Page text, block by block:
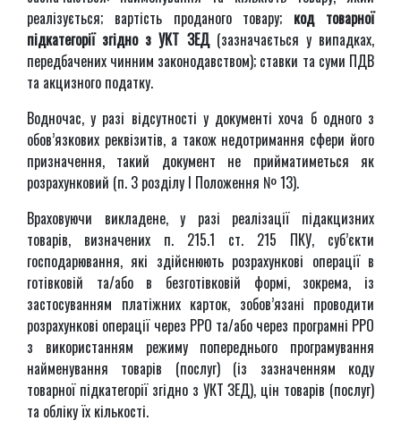
реалізується; вартість проданого товару; код товарної
підкатегорії згідно з УКТ ЗЕД(зазначається у випадках,
передбачених чинним законодавством); ставки та суми ПДВ
та акцизного податку.
Водночас, у разі відсутності у документі хоча б одного з
обов’язкових реквізитів, а також недотримання сфери його
призначення, такий документ не прийматиметься як
розрахунковий (п. 3 розділу І Положення № 13).
Враховуючи викладене, у разі реалізації підакцизних
товарів, визначених п. 215.1 ст. 215 ПКУ, суб’єкти
господарювання, які здійснюють розрахункові операції в
готівковій та/або в безготівковій формі, зокрема, із
застосуванням платіжних карток, зобов’язані проводити
розрахункові операції через РРО та/або через програмні РРО
з використанням режиму попереднього програмування
найменування товарів (послуг) (із зазначенням коду
товарної підкатегорії згідно з УКТ ЗЕД), цін товарів (послуг)
та обліку їх кількості.